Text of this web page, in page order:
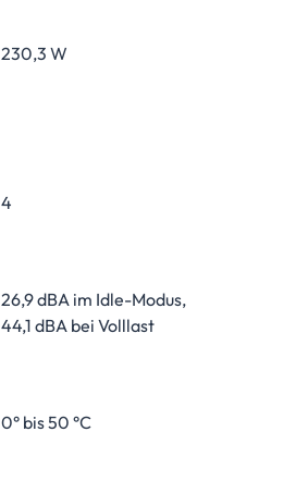
230,3 W
4
26,9 dBA im Idle-Modus,
44,1 dBA bei Volllast
0° bis 50 °C